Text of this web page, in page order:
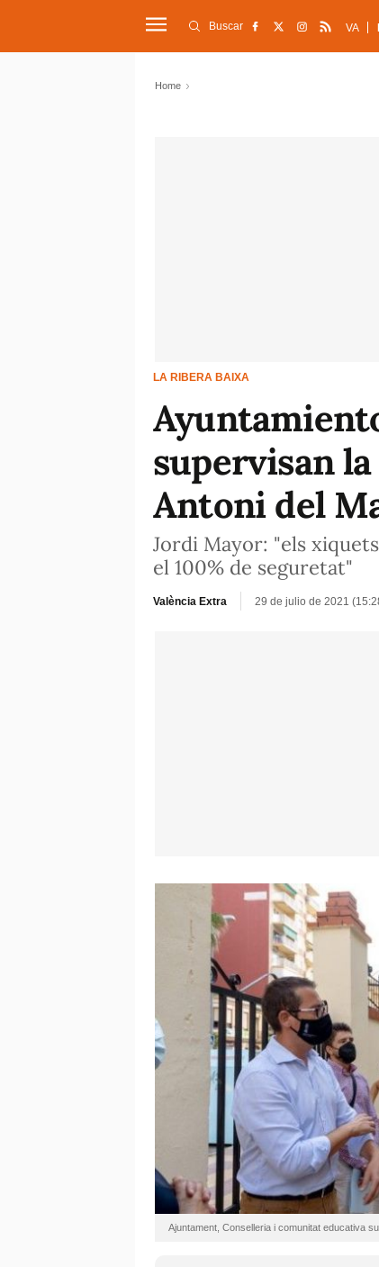
Buscar VA
Home
LA RIBERA BAIXA
supervisan
Antoni del
Jordi Mayor: "els
el 100% de seguretat"
València Extra 29 de julio de 2021
Ajuntament, Conselleria i comunitat educativa